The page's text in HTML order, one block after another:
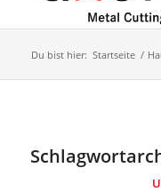
Du bist hier: Startseite /